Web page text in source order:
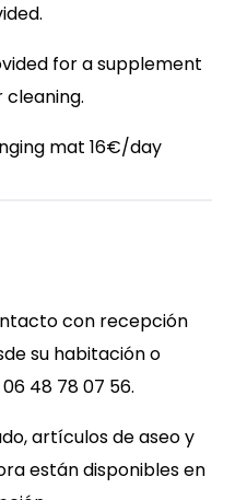
for a supplement
mat 16€/day
con recepción
su habitación o
48 78 07 56.
artículos de aseo y
están disponibles en